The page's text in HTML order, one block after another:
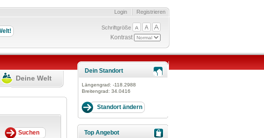
Registrieren
Login
Schriftgröße
Kontrast
Deine Welt
Dein Standort
Längengrad: -118.2988
Breitengrad: 34.0416
Top Angebot